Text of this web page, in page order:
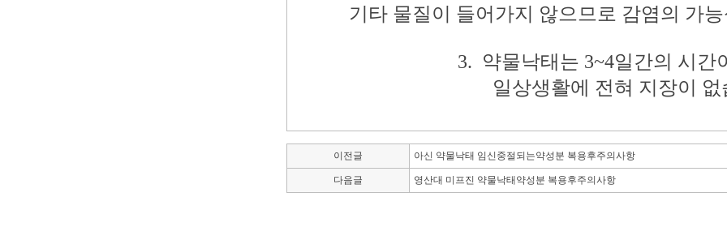
기타 물질이 들어가지 않으므로 감염의 가
3. 약물낙태는 3~4일간의 시간
일상생활에 전혀 지장이 없
이전글 아신 약물낙태 임신중절되는약성분 복용후주의사항
다음글 영산대 미프진 약물낙태약성분 복용후주의사항